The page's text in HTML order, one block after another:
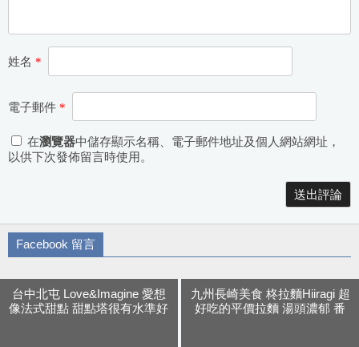
姓名 *
電子郵件 *
在瀏覽器中儲存顯示名稱、電子郵件地址及個人網站網址，
以供下次發佈留言時使用。
Facebook 留言
台中北屯 Love&Imagine 愛想
像法式甜點 甜點塔很有水準好
九州長崎美食 柊拉麵Hiiragi 超
好吃的平價拉麵 湯頭濃郁 番